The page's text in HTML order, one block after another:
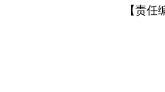
【责任